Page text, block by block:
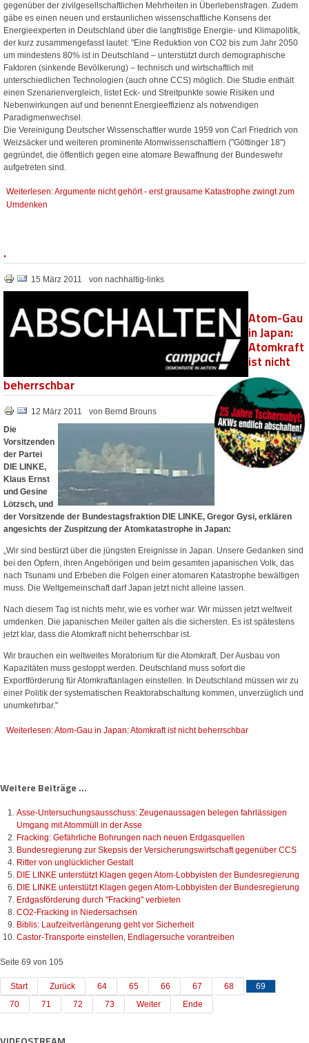
gegenüber der zivilgesellschaftlichen Mehrheiten in Überlebensfragen. Zudem
gäbe es einen neuen und erstaunlichen wissenschaftliche Konsens der
Energieexperten in Deutschland über die langfristige Energie- und Klimapolitik,
der kurz zusammengefasst lautet: "Eine Reduktion von CO2 bis zum Jahr 2050
um mindestens 80% ist in Deutschland – unterstützt durch demographische
Faktoren (sinkende Bevölkerung) – technisch und wirtschaftlich mit
unterschiedlichen Technologien (auch ohne CCS) möglich. Die Studie enthält
einen Szenarienvergleich, listet Eck- und Streitpunkte sowie Risiken und
Nebenwirkungen auf und benennt Energieeffizienz als notwendigen
Paradigmenwechsel.
Die Vereinigung Deutscher Wissenschaftler wurde 1959 von Carl Friedrich von
Weizsäcker und weiteren prominente Atomwissenschaftlern ("Göttinger 18")
gegründet, die öffentlich gegen eine atomare Bewaffnung der Bundeswehr
aufgetreten sind.
Weiterlesen: Argumente nicht gehört - erst grausame Katastrophe zwingt zum
Umdenken
.
15 März 2011 von nachhaltig-links
Atom-Gau
in Japan:
Atomkraft
ist nicht
beherrschbar
12 März 2011
von Bernd Brouns
Die
Vorsitzenden
der Partei
DIE LINKE,
Klaus Ernst
und Gesine
Lötzsch, und
der Vorsitzende der Bundestagsfraktion DIE LINKE, Gregor Gysi, erklären
angesichts der Zuspitzung der Atomkatastrophe in Japan:
„Wir sind bestürzt über die jüngsten Ereignisse in Japan. Unsere Gedanken sind
bei den Opfern, ihren Angehörigen und beim gesamten japanischen Volk, das
nach Tsunami und Erbeben die Folgen einer atomaren Katastrophe bewältigen
muss. Die Weltgemeinschaft darf Japan jetzt nicht alleine lassen.
Nach diesem Tag ist nichts mehr, wie es vorher war. Wir müssen jetzt weltweit
umdenken. Die japanischen Meiler galten als die sichersten. Es ist spätestens
jetzt klar, dass die Atomkraft nicht beherrschbar ist.
Wir brauchen ein weltweites Moratorium für die Atomkraft. Der Ausbau von
Kapazitäten muss gestoppt werden. Deutschland muss sofort die
Exportförderung für Atomkraftanlagen einstellen. In Deutschland müssen wir zu
einer Politik der systematischen Reaktorabschaltung kommen, unverzüglich und
unumkehrbar."
Weiterlesen: Atom-Gau in Japan: Atomkraft ist nicht beherrschbar
Weitere Beiträge ...
Asse-Untersuchungsausschuss: Zeugenaussagen belegen fahrlässigen
Umgang mit Atommüll in der Asse
Fracking: Gefährliche Bohrungen nach neuen Erdgasquellen
Bundesregierung zur Skepsis der Versicherungswirtschaft gegenüber CCS
Ritter von unglücklicher Gestalt
DIE LINKE unterstützt Klagen gegen Atom-Lobbyisten der Bundesregierung
DIE LINKE unterstützt Klagen gegen Atom-Lobbyisten der Bundesregierung
Erdgasförderung durch "Fracking" verbieten
CO2-Fracking in Niedersachsen
Biblis: Laufzeitverlängerung geht vor Sicherheit
Castor-Transporte einstellen, Endlagersuche vorantreiben
Seite 69 von 105
Start Zurück 64 65 66 67 68
69
70
71 72 73 Weiter Ende